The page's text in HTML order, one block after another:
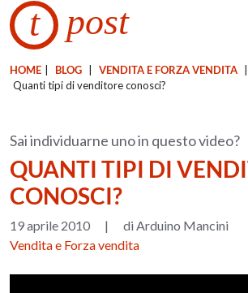
t post
HOME BLOG VENDITA E FORZA VENDITA
Quanti tipi di venditore conosci?
Sai individuarne uno in questo video?
QUANTI TIPI DI
CONOSCI?
19 aprile 2010 |
di Arduino Mancini
Vendita e Forza vendita